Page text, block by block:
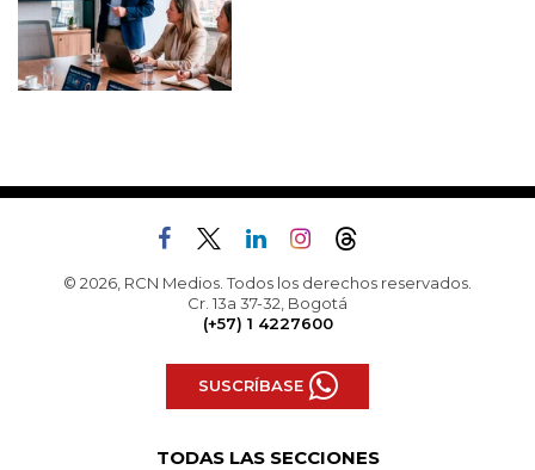
© 2026, RCN Medios. Todos los derechos reservados.
Cr. 13a 37-32, Bogotá
(+57) 1 4227600
SUSCRÍBASE
TODAS LAS SECCIONES